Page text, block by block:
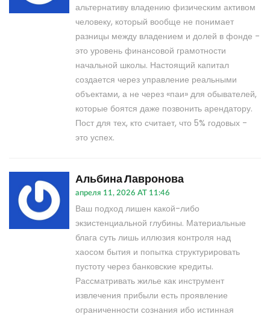
альтернативу владению физическим активом
человеку, который вообще не понимает
разницы между владением и долей в фонде -
это уровень финансовой грамотности
начальной школы. Настоящий капитал
создается через управление реальными
объектами, а не через «паи» для обывателей,
которые боятся даже позвонить арендатору.
Пост для тех, кто считает, что 5% годовых -
это успех.
Альбина Лавронова
апреля 11, 2026 AT 11:46
Ваш подход лишен какой-либо
экзистенциальной глубины. Материальные
блага суть лишь иллюзия контроля над
хаосом бытия и попытка структурировать
пустоту через банковские кредиты.
Рассматривать жилье как инструмент
извлечения прибыли есть проявление
ограниченности сознания ибо истинная